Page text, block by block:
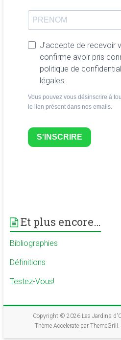
J'accepte de recevoir
confirme avoir pris
politique de
légales.
Vous pouvez vous désinscrire à
le lien présent dans nos emails.
S'INSCRIRE
Et plus encore…
Bibliographies
Définitions
Testez-Vous!
Copyright © 2026 Les Jardins
Thème Acceleratepar ThemeGrill.